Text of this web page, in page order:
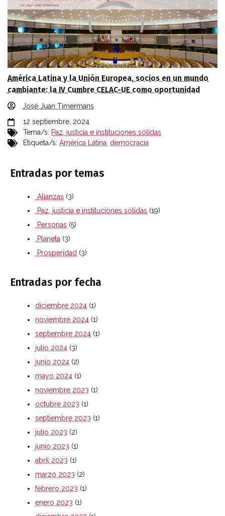
América Latina y la Unión Europea, socios en un mundo
cambiante: la IV Cumbre CELAC-UE como oportunidad
José Juan Timermans
12 septiembre, 2024
Tema/s: Paz, justicia e instituciones sólidas
Etiqueta/s: América Latina, democracia
Entradas por temas
Alianzas (3)
Paz, justicia e instituciones sólidas (19)
Personas (5)
Planeta (3)
Prosperidad (3)
Entradas por fecha
diciembre 2024 (1)
noviembre 2024 (1)
septiembre 2024 (1)
julio 2024 (3)
junio 2024 (2)
mayo 2024 (1)
noviembre 2023 (1)
octubre 2023 (1)
septiembre 2023 (1)
julio 2023 (2)
junio 2023 (1)
abril 2023 (1)
marzo 2023 (2)
febrero 2023 (1)
enero 2023 (1)